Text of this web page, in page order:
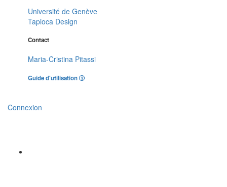
Université de Genève
Tapioca Design
Contact
Maria-Cristina Pitassi
Guide d'utilisation
Connexion